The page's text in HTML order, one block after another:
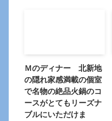
Ｍのディナー 北新地
の隠れ家感満載の個室
で名物の絶品火鍋のコ
ースがとてもリーズナ
ブルにいただけま